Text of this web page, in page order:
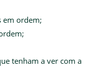
em ordem;
tenham a ver com a